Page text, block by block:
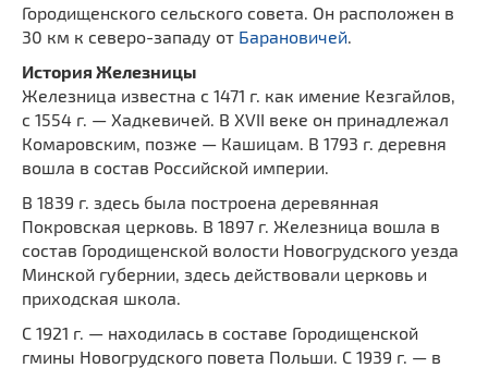
Городищенского сельского совета. Он расположен в
30 км к северо-западу от Барановичей
История Железницы
Железница известна с 1471 г. как имение Кезгайлов,
с 1554 г. — Хадкевичей. В XVII веке он принадлежал
Комаровским, позже — Кашицам. В 1793 г. деревня
вошла в состав Российской империи.
В 1839 г. здесь была построена деревянная
Покровская церковь. В 1897 г. Железница вошла в
состав Городищенской волости Новогрудского уезда
Минской губернии, здесь действовали церковь и
приходская школа.
С 1921 г. — находилась в составе Городищенской
гмины Новогрудского повета Польши. С 1939 г. — в